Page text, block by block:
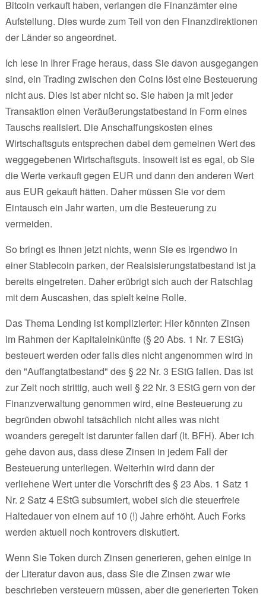
Bitcoin verkauft haben, verlangen die Finanzämter eine
Aufstellung. Dies wurde zum Teil von den Finanzdirektionen
der Länder so angeordnet.
Ich lese in Ihrer Frage heraus, dass Sie davon ausgegangen
sind, ein Trading zwischen den Coins löst eine Besteuerung
nicht aus. Dies ist aber nicht so. Sie haben ja mit jeder
Transaktion einen Veräußerungstatbestand in Form eines
Tauschs realisiert. Die Anschaffungskosten eines
Wirtschaftsguts entsprechen dabei dem gemeinen Wert des
weggegebenen Wirtschaftsguts. Insoweit ist es egal, ob Sie
die Werte verkauft gegen EUR und dann den anderen Wert
aus EUR gekauft hätten. Daher müssen Sie vor dem
Eintausch ein Jahr warten, um die Besteuerung zu
vermeiden.
So bringt es Ihnen jetzt nichts, wenn Sie es irgendwo in
einer Stablecoin parken, der Realsisierungstatbestand ist ja
bereits eingetreten. Daher erübrigt sich auch der Ratschlag
mit dem Auscashen, das spielt keine Rolle.
Das Thema Lending ist komplizierter: Hier könnten Zinsen
im Rahmen der Kapitaleinkünfte (§ 20 Abs. 1 Nr. 7 EStG)
besteuert werden oder falls dies nicht angenommen wird in
den "Auffangtatbestand" des § 22 Nr. 3 EStG fallen. Das ist
zur Zeit noch strittig, auch weil § 22 Nr. 3 EStG gern von der
Finanzverwaltung genommen wird, eine Besteuerung zu
begründen obwohl tatsächlich nicht alles was nicht
woanders geregelt ist darunter fallen darf (lt. BFH). Aber ich
gehe davon aus, dass diese Zinsen in jedem Fall der
Besteuerung unterliegen. Weiterhin wird dann der
verliehene Wert unter die Vorschrift des § 23 Abs. 1 Satz 1
Nr. 2 Satz 4 EStG subsumiert, wobei sich die steuerfreie
Haltedauer von einem auf 10 (!) Jahre erhöht. Auch Forks
werden aktuell noch kontrovers diskutiert.
Wenn Sie Token durch Zinsen generieren, gehen einige in
der Literatur davon aus, dass Sie die Zinsen zwar wie
beschrieben versteuern müssen, aber die generierten Token